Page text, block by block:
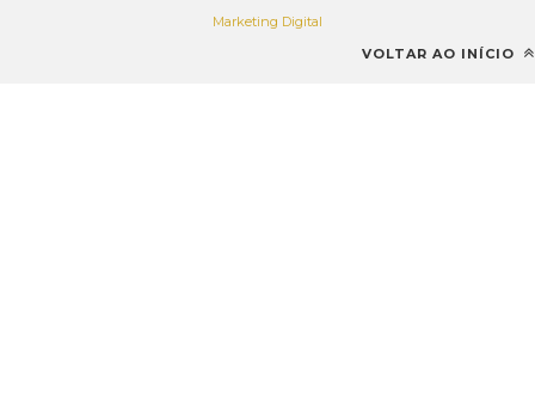
Marketing Digital
VOLTAR AO INÍCIO